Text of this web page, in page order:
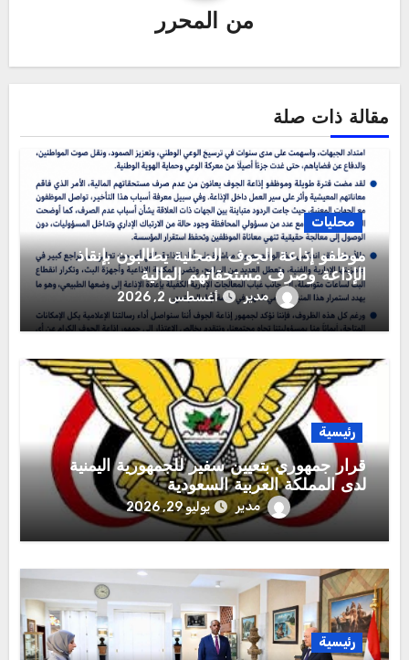
من المحرر
مقالة ذات صلة
محليات
موظفو إذاعة الجوف المحلية يطالبون بإنقاذ
الإذاعة وصرف مستحقاتهم المالية
مدير أغسطس 2, 2026
رئيسية
قرار جمهوري بتعيين سفير للجمهورية اليمنية
لدى المملكة العربية السعودية
مدير يوليو 29, 2026
رئيسية